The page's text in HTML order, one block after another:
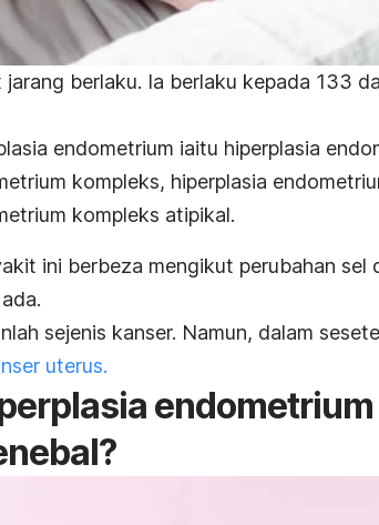
jarang berlaku. Ia berlaku kepada 133
endometrium iaitu hiperplasia
kompleks, hiperplasia
kompleks atipikal.
ini berbeza mengikut perubahan sel
sejenis kanser. Namun, dalam
uterus.